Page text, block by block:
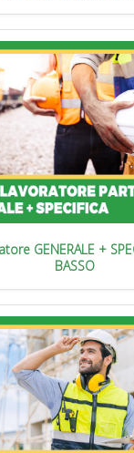
GENERALE +
BASSO